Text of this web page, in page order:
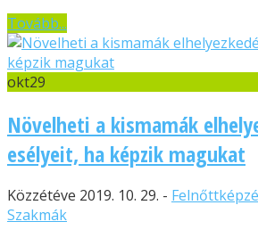
Tovább...
okt29
Növelheti a kismamák
esélyeit, ha képzik magukat
Közzétéve 2019. 10. 29. -
Szakmák